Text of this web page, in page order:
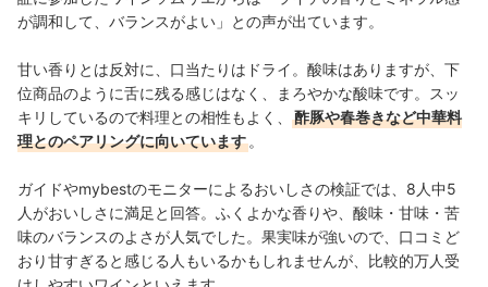
が調和して、バランスがよい」との声が出ています。
甘い香りとは反対に、口当たりはドライ。酸味はありますが、下
位商品のように舌に残る感じはなく、まろやかな酸味です。スッ
キリしているので料理との相性もよく、
酢豚や春巻きなど中華料
理とのペアリングに向いています 。
ガイドやmybestのモニターによるおいしさの検証では、8人中5
人がおいしさに満足と回答。ふくよかな香りや、酸味・甘味・苦
味のバランスのよさが人気でした。果実味が強いので、口コミど
おり甘すぎると感じる人もいるかもしれませんが、比較的万人受